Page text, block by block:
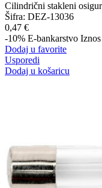
Cilindrični stakleni
Šifra: DEZ-13036
0,47 €
-10% E-bankarstvo
Dodaj u favorite
Usporedi
Dodaj u košaricu